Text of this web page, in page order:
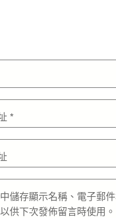
*
中儲存顯示名稱、電子郵
供下次發佈留言時使用。